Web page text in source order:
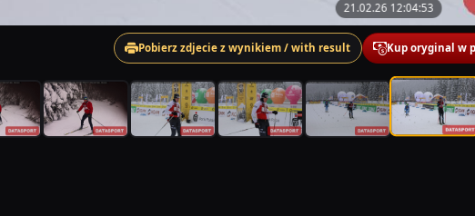
21.02.26 12:04:53
Pobierz zdjecie z wynikiem / with result Kup oryginal w